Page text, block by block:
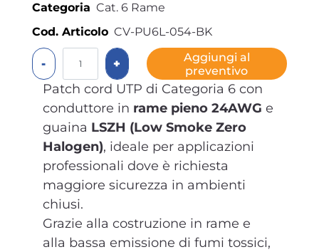
Categoria Cat. 6 Rame
Cod. Articolo CV-PU6L-054-BK
Quantità
Aggiungi al
preventivo
Patch cord UTP di Categoria 6 con
conduttore in rame pieno 24AWG e
guaina LSZH (Low Smoke Zero
Halogen), ideale per applicazioni
professionali dove è richiesta
maggiore sicurezza in ambienti
chiusi.
Grazie alla costruzione in rame e
alla bassa emissione di fumi tossici,